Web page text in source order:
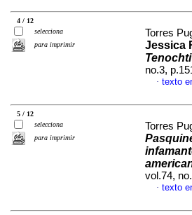
4 / 12
selecciona
para imprimir
Torres
Jessica
no.3,
· texto
5 / 12
selecciona
para imprimir
Torres
vol.74,
· texto